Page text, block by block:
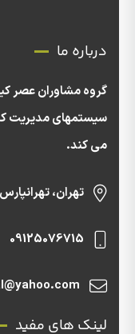
درباره ما
سیستمهای مدیریت
می کند.
تهران، تهرانپارس،190 پلاک
09125076715
لینک های مفید